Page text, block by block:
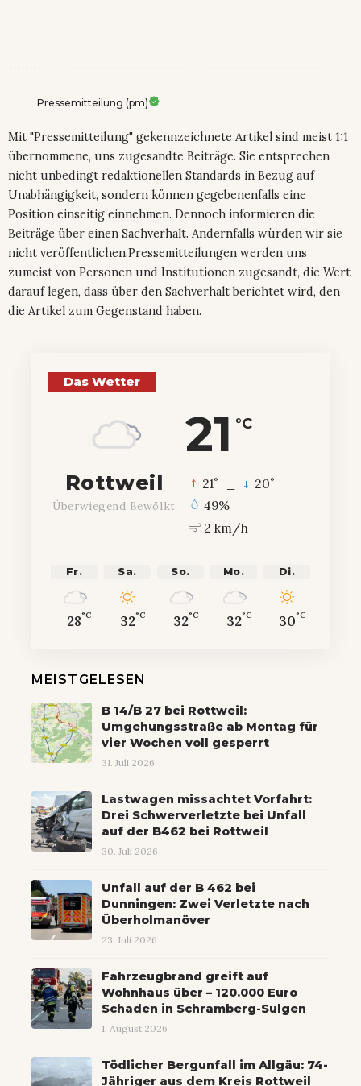
Pressemitteilung (pm)
Mit "Pressemitteilung" gekennzeichnete Artikel sind meist 1:1
übernommene, uns zugesandte Beiträge. Sie entsprechen
nicht unbedingt redaktionellen Standards in Bezug auf
Unabhängigkeit, sondern können gegebenenfalls eine
Position einseitig einnehmen. Dennoch informieren die
Beiträge über einen Sachverhalt. Andernfalls würden wir sie
nicht veröffentlichen.Pressemitteilungen werden uns
zumeist von Personen und Institutionen zugesandt, die Wert
darauf legen, dass über den Sachverhalt berichtet wird, den
die Artikel zum Gegenstand haben.
Das Wetter
21 °C
Rottweil
Überwiegend Bewölkt
21° 20°
49%
2 km/h
Fr.
28°C
Sa.
32°C
So.
32°C
Mo.
32°C
Di.
30°C
MEISTGELESEN
B 14/B 27 bei Rottweil:
Umgehungsstraße ab Montag für
vier Wochen voll gesperrt
31. Juli 2026
Lastwagen missachtet Vorfahrt:
Drei Schwerverletzte bei Unfall
auf der B462 bei Rottweil
30. Juli 2026
Unfall auf der B 462 bei
Dunningen: Zwei Verletzte nach
Überholmanöver
23. Juli 2026
Fahrzeugbrand greift auf
Wohnhaus über – 120.000 Euro
Schaden in Schramberg-Sulgen
1. August 2026
Tödlicher Bergunfall im Allgäu: 74-
Jähriger aus dem Kreis Rottweil